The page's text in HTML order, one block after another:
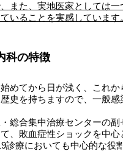
また、実地医家としては
いることを実感しています
科の特徴
めてから日が浅く、これ
史を持ちますので、一般
総合集中治療センターの
、敗血症性ショックを中
診療においても中心的な役